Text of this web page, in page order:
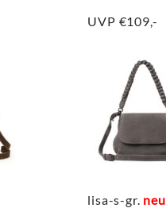
UVP €109,-
lisa-s-gr. neu